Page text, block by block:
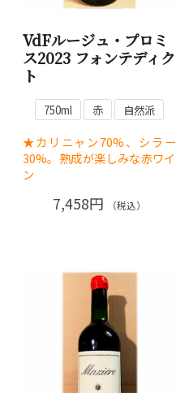
VdFルージュ・プロミ
ス2023 フォンテディク
ト
750ml 赤 自然派
★カリニャン70%、シラー
30%。熟成が楽しみな赤ワイ
ン
7,458円 （税込）